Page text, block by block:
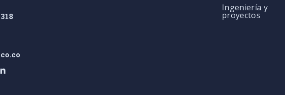
Ingeniería y
proyectos